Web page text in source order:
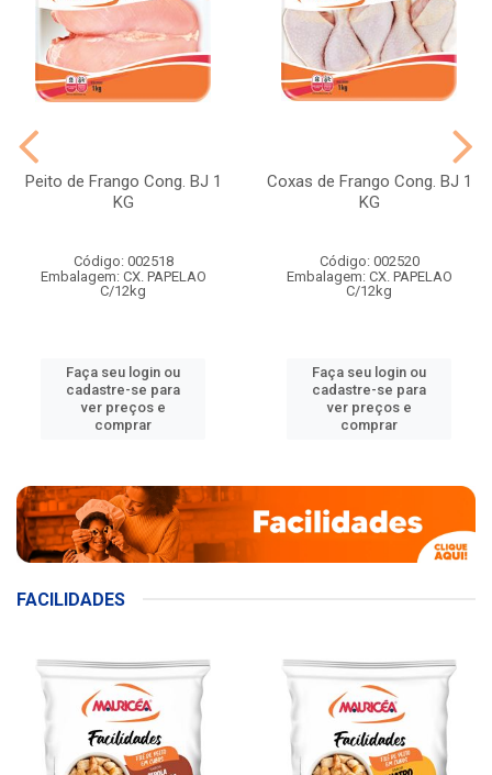
Peito de Frango Cong. BJ 1
KG
Código: 002518
Embalagem: CX. PAPELAO
C/12kg
Faça seu login ou
cadastre-se para
ver preços e
comprar
Coxas de Frango Cong. BJ 1
KG
Código: 002520
Embalagem: CX. PAPELAO
C/12kg
Faça seu login ou
cadastre-se para
ver preços e
comprar
FACILIDADES